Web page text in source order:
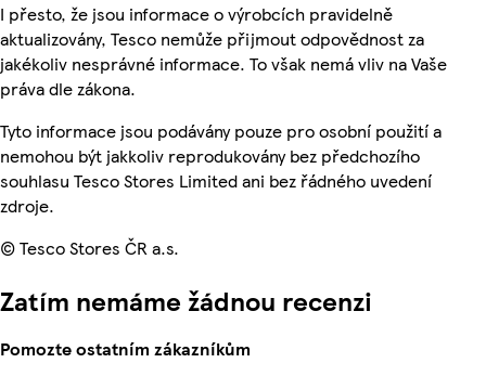
I přesto, že jsou informace o výrobcích pravidelně
aktualizovány, Tesco nemůže přijmout odpovědnost za
jakékoliv nesprávné informace. To však nemá vliv na Vaše
práva dle zákona.
Tyto informace jsou podávány pouze pro osobní použití a
nemohou být jakkoliv reprodukovány bez předchozího
souhlasu Tesco Stores Limited ani bez řádného uvedení
zdroje.
© Tesco Stores ČR a.s.
Zatím nemáme žádnou recenzi
Pomozte ostatním zákazníkům